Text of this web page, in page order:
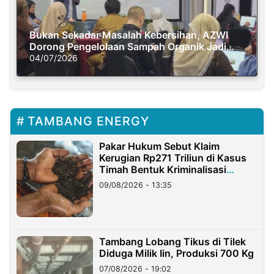
Bukan Sekadar Masalah Kebersihan, AZWI
Dorong Pengelolaan Sampah Organik Jadi
Solusi Krisis Iklim
04/07/2026
TAMBANG ENERGY
Pakar Hukum Sebut Klaim
Kerugian Rp271 Triliun di Kasus
Timah Bentuk Kriminalisasi
Terhadap Usaha
09/08/2026 - 13:35
Tambang Lobang Tikus di Tilek
Diduga Milik Iin, Produksi 700 Kg
07/08/2026 - 19:02